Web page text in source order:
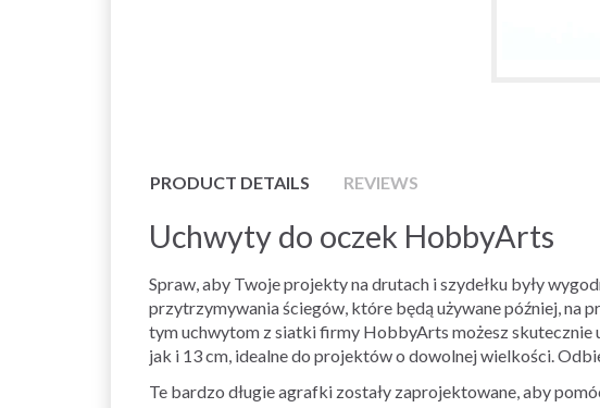
PRODUCT DETAILS REVIEWS
Uchwyty do oczek HobbyArts
Spraw, aby Twoje projekty na drutach i szydełku były
przytrzymywania ściegów, które będą używane później, na
tym uchwytom z siatki firmy HobbyArts możesz skutecznie
jak i 13 cm, idealne do projektów o dowolnej wielkości.
Te bardzo długie agrafki zostały zaprojektowane, aby